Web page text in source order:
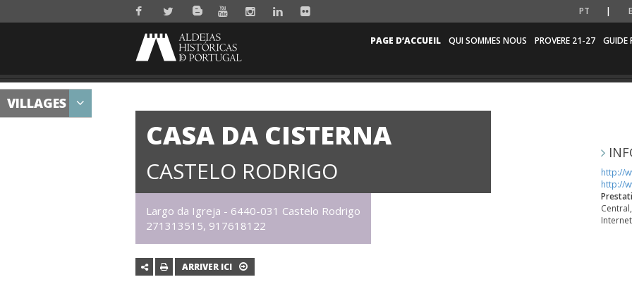
PT
PAGE D’ACCUEIL QUI SOMMES NOUS PROVERE 21-27 GUIDE
VILLAGES
CASA DA CISTERNA
CASTELO RODRIGO
Largo da Igreja - 6440-031 Castelo Rodrigo
271313515, 917618122
ARRIVER ICI
http://
http://